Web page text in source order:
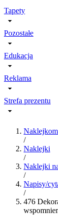
Tapety
Pozostałe
Edukacja
Reklama
Strefa prezentu
/
Naklejki
/
Naklejki
/
Napisy/
/
476